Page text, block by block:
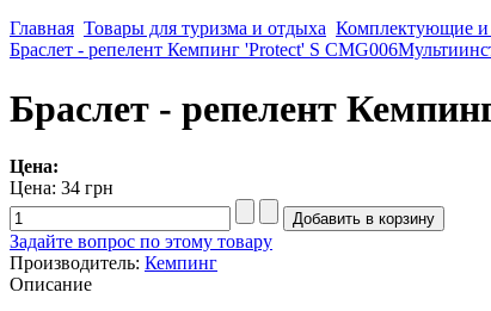
Главная Товары для туризма и отдыха Комплектующие и
Браслет - репелент Кемпинг 'Protect' S CMG006
Браслет - репелент
Цена:
Цена: 34 грн
Задайте вопрос по этому товару
Производитель: Кемпинг
Описание